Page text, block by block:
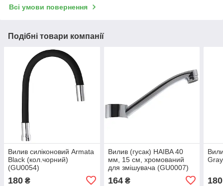
Всі умови повернення
Подібні товари компанії
Вилив силіконовий Armata
Black (кол.чорний)
(GU0054)
180 ₴
Вилив (гусак) HAIBA 40
мм, 15 см, хромований
для змішувача (GU0007)
164₴ 180